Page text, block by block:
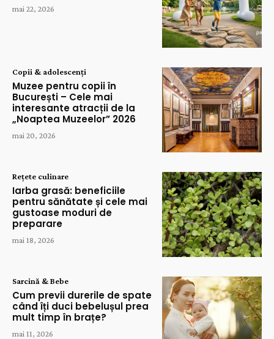
mai 22, 2026
Copii & adolescenți
Muzee pentru copii în
București – Cele mai
interesante atracții de la
„Noaptea Muzeelor” 2026
mai 20, 2026
Rețete culinare
Iarba grasă: beneficiile
pentru sănătate și cele mai
gustoase moduri de
preparare
mai 18, 2026
Sarcină & Bebe
Cum previi durerile de spate
când îți duci bebelușul prea
mult timp în brațe?
mai 11, 2026